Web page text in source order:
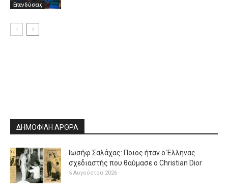
Επενδύσεις
ΔΗΜΟΦΙΛΗ ΑΡΘΡΑ
Ιωσήφ Σαλάχας: Ποιος ήταν ο Έλληνας
σχεδιαστής που θαύμασε ο Christian Dior
5 Αυγούστου 2026